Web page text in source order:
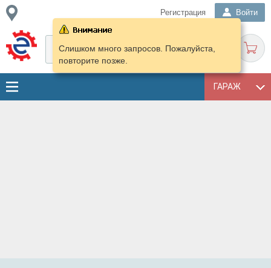
Регистрация Войти
ГАРАЖ
Слишком много запросов. Пожалуйста,
повторите позже.